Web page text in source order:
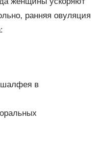
ранняя овуляция
шалфея в